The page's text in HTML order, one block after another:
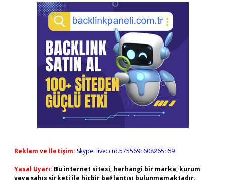
Reklam ve İletişim: Skype: live:.cid.575569c608265c69
Yasal Uyarı: Bu internet sitesi, herhangi bir marka, kurum
veya şahıs şirketi ile hiçbir bağlantısı bulunmamaktadır.